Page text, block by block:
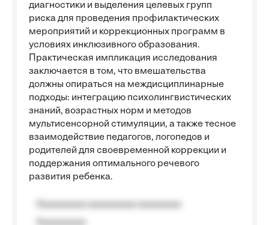
диагностики и выделения целевых групп
риска для проведения профилактических
мероприятий и коррекционных программ в
условиях инклюзивного образования.
Практическая импликация исследования
заключается в том, что вмешательства
должны опираться на междисциплинарные
подходы: интеграцию психолингвистических
знаний, возрастных норм и методов
мультисенсорной стимуляции, а также тесное
взаимодействие педагогов, логопедов и
родителей для своевременной коррекции и
поддержания оптимального речевого
развития ребенка.